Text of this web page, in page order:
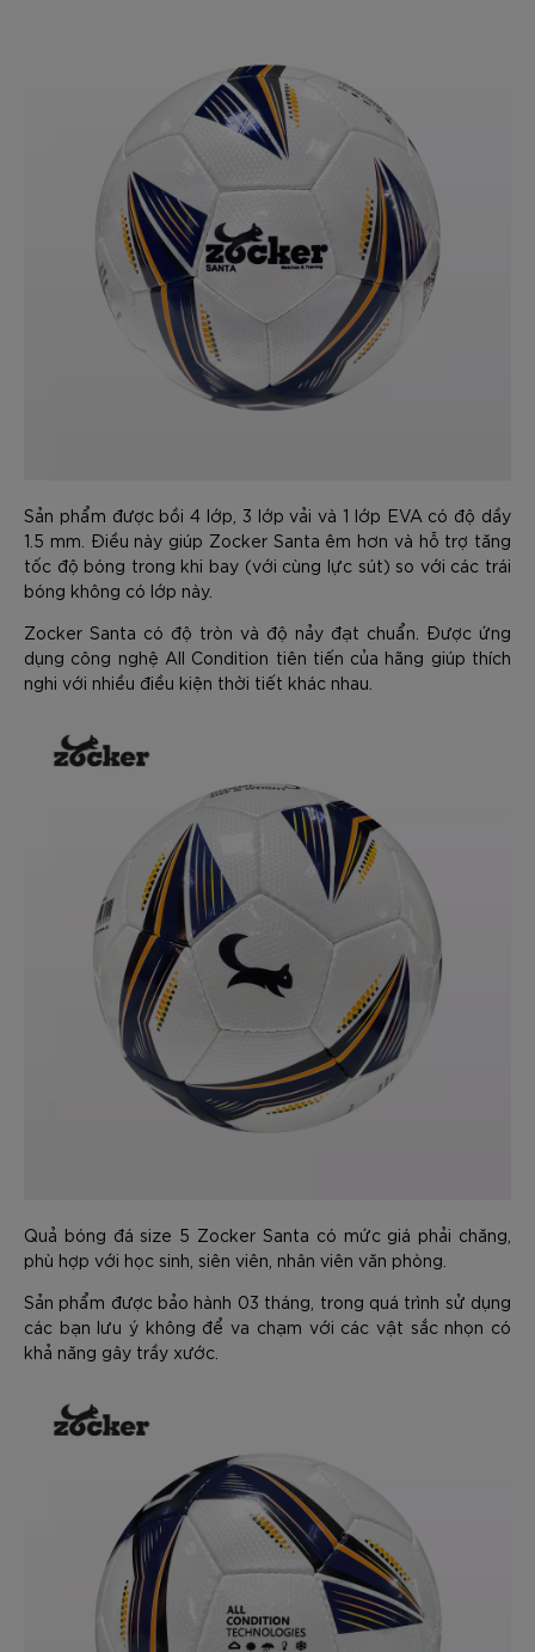
Sản phẩm được bồi 4 lớp, 3 lớp vải và 1 lớp EVA có độ dầy
1.5 mm. Điều này giúp Zocker Santa êm hơn và hỗ trợ tăng
tốc độ bóng trong khi bay (với cùng lực sút) so với các trái
bóng không có lớp này.
Zocker Santa có độ tròn và độ nảy đạt chuẩn. Được ứng
dụng công nghệ All Condition tiên tiến của hãng giúp thích
nghi với nhiều điều kiện thời tiết khác nhau.
Quả bóng đá size 5 Zocker Santa có mức giá phải chăng,
phù hợp với học sinh, siên viên, nhân viên văn phòng.
Sản phẩm được bảo hành 03 tháng, trong quá trình sử dụng
các bạn lưu ý không để va chạm với các vật sắc nhọn có
khả năng gây trầy xước.